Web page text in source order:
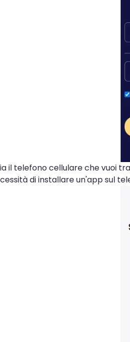
il telefono cellulare che vuoi
di installare un'app sul